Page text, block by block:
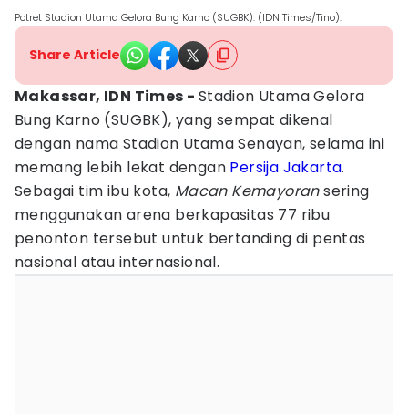
Potret Stadion Utama Gelora Bung Karno (SUGBK). (IDN Times/Tino).
Share Article
Makassar, IDN Times - Stadion Utama Gelora
Bung Karno (SUGBK), yang sempat dikenal
dengan nama Stadion Utama Senayan, selama ini
memang lebih lekat dengan Persija Jakarta.
Sebagai tim ibu kota, Macan Kemayoransering
menggunakan arena berkapasitas 77 ribu
penonton tersebut untuk bertanding di pentas
nasional atau internasional.